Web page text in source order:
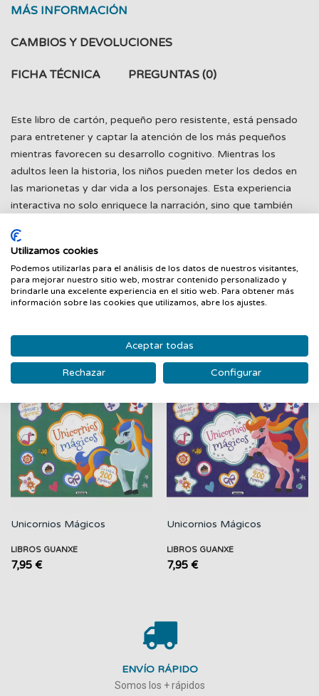
MÁS INFORMACIÓN
CAMBIOS Y DEVOLUCIONES
FICHA TÉCNICA PREGUNTAS (0)
Este libro de cartón, pequeño pero resistente, está pensado
para entretener y captar la atención de los más pequeños
mientras favorecen su desarrollo cognitivo. Mientras los
adultos leen la historia, los niños pueden meter los dedos en
las marionetas y dar vida a los personajes. Esta experiencia
interactiva no solo enriquece la narración, sino que también
quienes atraen las ilustraciones en blanco y negro de alto
contraste.
‹ ›
Unicornios Mágicos
LIBROS GUANXE
7,95 €
Unicornios Mágicos
LIBROS GUANXE
7,95 €
ENVÍO RÁPIDO
Somos los + rápidos
Utilizamos cookies
Podemos utilizarlas para el análisis de los datos de nuestros visitantes,
para mejorar nuestro sitio web, mostrar contenido personalizado y
brindarle una excelente experiencia en el sitio web. Para obtener más
información sobre las cookies que utilizamos, abre los ajustes.
Aceptar todas
Rechazar Configurar